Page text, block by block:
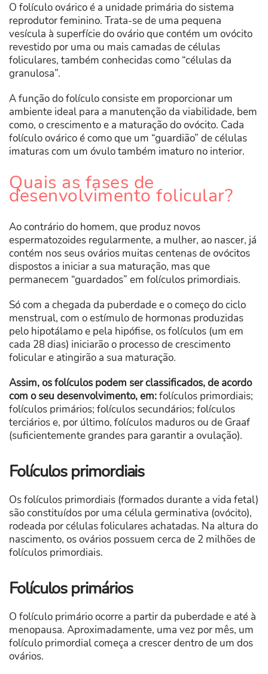
O folículo ovárico é a unidade primária do sistema
reprodutor feminino. Trata-se de uma pequena
vesícula à superfície do ovário que contém um ovócito
revestido por uma ou mais camadas de células
foliculares, também conhecidas como “células da
granulosa”.
A função do folículo consiste em proporcionar um
ambiente ideal para a manutenção da viabilidade, bem
como, o crescimento e a maturação do ovócito. Cada
folículo ovárico é como que um “guardião” de células
imaturas com um óvulo também imaturo no interior.
Quais as fases de
desenvolvimento folicular?
Ao contrário do homem, que produz novos
espermatozoides regularmente, a mulher, ao nascer, já
contém nos seus ovários muitas centenas de ovócitos
dispostos a iniciar a sua maturação, mas que
permanecem “guardados” em folículos primordiais.
Só com a chegada da puberdade e o começo do ciclo
menstrual, com o estímulo de hormonas produzidas
pelo hipotálamo e pela hipófise, os folículos (um em
cada 28 dias) iniciarão o processo de crescimento
folicular e atingirão a sua maturação.
Assim, os folículos podem ser classificados, de acordo
com o seu desenvolvimento, em:folículos primordiais;
folículos primários; folículos secundários; folículos
terciários e, por último, folículos maduros ou de Graaf
(suficientemente grandes para garantir a ovulação).
Folículos primordiais
Os folículos primordiais (formados durante a vida fetal)
são constituídos por uma célula germinativa (ovócito),
rodeada por células foliculares achatadas. Na altura do
nascimento, os ovários possuem cerca de 2 milhões de
folículos primordiais.
Folículos primários
O folículo primário ocorre a partir da puberdade e até à
menopausa. Aproximadamente, uma vez por mês, um
folículo primordial começa a crescer dentro de um dos
ovários.